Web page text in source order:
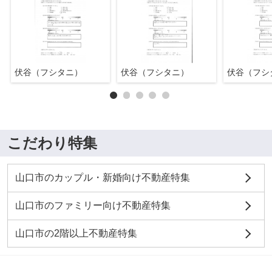
伏谷（フシタニ） 伏谷（フシタニ） 伏谷（フシ
こだわり特集
山口市のカップル・新婚向け不動産特集
山口市のファミリー向け不動産特集
山口市の2階以上不動産特集